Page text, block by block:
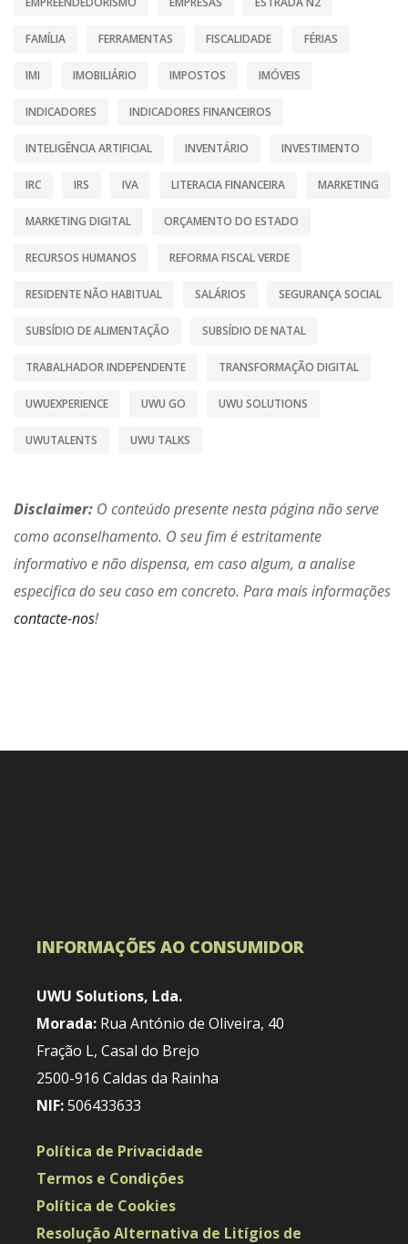
FAMÍLIA FERRAMENTAS FISCALIDADE FÉRIAS
IMI IMOBILIÁRIO IMPOSTOS IMÓVEIS
INDICADORES INDICADORES FINANCEIROS
INTELIGÊNCIA ARTIFICIAL INVENTÁRIO INVESTIMENTO
IRC IRS IVA LITERACIA FINANCEIRA MARKETING
MARKETING DIGITAL ORÇAMENTO DO ESTADO
RECURSOS HUMANOS REFORMA FISCAL VERDE
RESIDENTE NÃO HABITUAL SALÁRIOS SEGURANÇA SOCIAL
SUBSÍDIO DE ALIMENTAÇÃO SUBSÍDIO DE NATAL
TRABALHADOR INDEPENDENTE TRANSFORMAÇÃO DIGITAL
UWUEXPERIENCE UWU GO UWU SOLUTIONS
UWUTALENTS UWU TALKS
Disclaimer: O conteúdo presente nesta página não serve
como aconselhamento. O seu fim é estritamente
informativo e não dispensa, em caso algum, a analise
especifica do seu caso em concreto. Para mais informações
contacte-nos!
INFORMAÇÕES AO CONSUMIDOR
UWU Solutions, Lda.
Morada: Rua António de Oliveira, 40
Fração L, Casal do Brejo
2500-916 Caldas da Rainha
NIF:506433633
Política de Privacidade
Termos e Condições
Política de Cookies
Resolução Alternativa de Litígios de